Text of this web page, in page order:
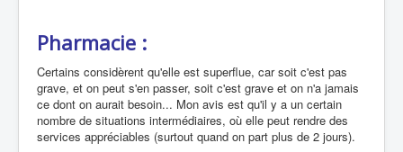
Pharmacie :
Certains considèrent qu'elle est superflue, car soit c'est pas
grave, et on peut s'en passer, soit c'est grave et on n'a jamais
ce dont on aurait besoin... Mon avis est qu'il y a un certain
nombre de situations intermédiaires, où elle peut rendre des
services appréciables (surtout quand on part plus de 2 jours).